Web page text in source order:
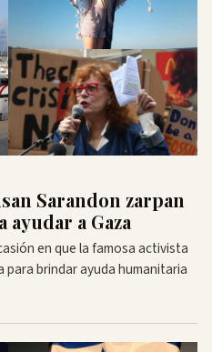
Sarandon zarpan
a Gaza
en que la famosa activista
brindar ayuda humanitaria